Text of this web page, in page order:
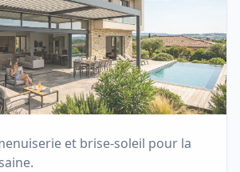
et brise-soleil pour la